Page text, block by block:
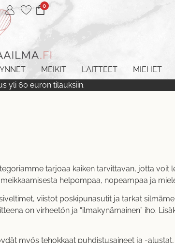
0
MEIKIT LAITTEET MIEHET
yli 60 euron tilauksiin.
tarjoaa kaiken tarvittavan, jotta voit
helpompaa, nopeampaa ja
viistot poskipunasutit ja tarkat
on virheetön ja “ilmakynämainen” iho.
myös tehokkaat puhdistusaineet ja -